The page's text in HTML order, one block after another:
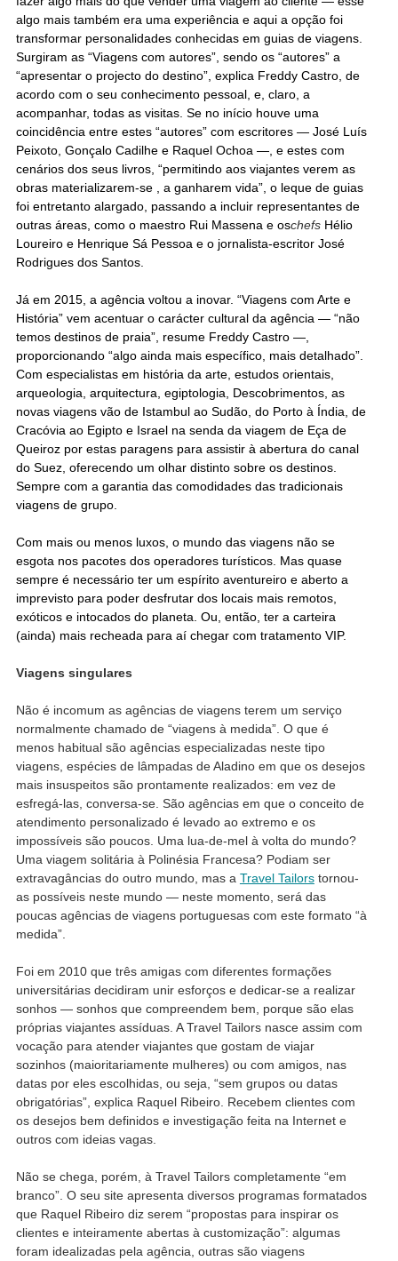
algo mais também era uma experiência e aqui a opção foi
transformar personalidades conhecidas em guias de viagens.
Surgiram as “Viagens com autores”, sendo os “autores” a
“apresentar o projecto do destino”, explica Freddy Castro, de
acordo com o seu conhecimento pessoal, e, claro, a
acompanhar, todas as visitas. Se no início houve uma
coincidência entre estes “autores” com escritores — José Luís
Peixoto, Gonçalo Cadilhe e Raquel Ochoa —, e estes com
cenários dos seus livros, “permitindo aos viajantes verem as
obras materializarem-se , a ganharem vida”, o leque de guias
foi entretanto alargado, passando a incluir representantes de
outras áreas, como o maestro Rui Massena e oschefsHélio
Loureiro e Henrique Sá Pessoa e o jornalista-escritor José
Rodrigues dos Santos.
Já em 2015, a agência voltou a inovar. “Viagens com Arte e
História” vem acentuar o carácter cultural da agência — “não
temos destinos de praia”, resume Freddy Castro —,
proporcionando “algo ainda mais específico, mais detalhado”.
Com especialistas em história da arte, estudos orientais,
arqueologia, arquitectura, egiptologia, Descobrimentos, as
novas viagens vão de Istambul ao Sudão, do Porto à Índia, de
Cracóvia ao Egipto e Israel na senda da viagem de Eça de
Queiroz por estas paragens para assistir à abertura do canal
do Suez, oferecendo um olhar distinto sobre os destinos.
Sempre com a garantia das comodidades das tradicionais
viagens de grupo.
Com mais ou menos luxos, o mundo das viagens não se
esgota nos pacotes dos operadores turísticos. Mas quase
sempre é necessário ter um espírito aventureiro e aberto a
imprevisto para poder desfrutar dos locais mais remotos,
exóticos e intocados do planeta. Ou, então, ter a carteira
(ainda) mais recheada para aí chegar com tratamento VIP.
Viagens singulares
Não é incomum as agências de viagens terem um serviço
normalmente chamado de “viagens à medida”. O que é
menos habitual são agências especializadas neste tipo
viagens, espécies de lâmpadas de Aladino em que os desejos
mais insuspeitos são prontamente realizados: em vez de
esfregá-las, conversa-se. São agências em que o conceito de
atendimento personalizado é levado ao extremo e os
impossíveis são poucos. Uma lua-de-mel à volta do mundo?
Uma viagem solitária à Polinésia Francesa? Podiam ser
extravagâncias do outro mundo, mas a Travel Tailorstornou-
as possíveis neste mundo — neste momento, será das
poucas agências de viagens portuguesas com este formato “à
medida”.
Foi em 2010 que três amigas com diferentes formações
universitárias decidiram unir esforços e dedicar-se a realizar
sonhos — sonhos que compreendem bem, porque são elas
próprias viajantes assíduas. A Travel Tailors nasce assim com
vocação para atender viajantes que gostam de viajar
sozinhos (maioritariamente mulheres) ou com amigos, nas
datas por eles escolhidas, ou seja, “sem grupos ou datas
obrigatórias”, explica Raquel Ribeiro. Recebem clientes com
os desejos bem definidos e investigação feita na Internet e
outros com ideias vagas.
Não se chega, porém, à Travel Tailors completamente “em
branco”. O seu site apresenta diversos programas formatados
que Raquel Ribeiro diz serem “propostas para inspirar os
clientes e inteiramente abertas à customização”: algumas
foram idealizadas pela agência, outras são viagens